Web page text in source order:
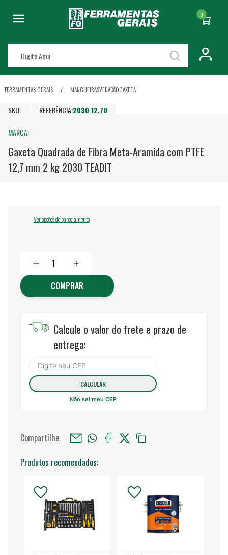
0
FERRAMENTAS GERAIS MANGUEIRASVEDAÇÃOGAXETA
SKU: REFERÊNCIA:2030 12.70
MARCA:
Gaxeta Quadrada de Fibra Meta-Aramida com PTFE
12,7 mm 2 kg 2030 TEADIT
Ver opções de parcelamento
COMPRAR
Calcule o valor do frete e prazo de
entrega:
Não sei meu CEP
Compartilhe:
Produtos recomendados: